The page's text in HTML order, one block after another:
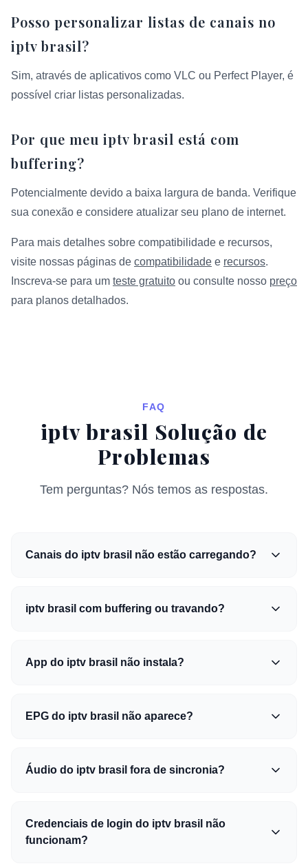
Posso personalizar listas de canais no
iptv brasil?
Sim, através de aplicativos como VLC ou Perfect Player, é
possível criar listas personalizadas.
Por que meu iptv brasil está com
buffering?
Potencialmente devido a baixa largura de banda. Verifique
sua conexão e considere atualizar seu plano de internet.
Para mais detalhes sobre compatibilidade e recursos,
visite nossas páginas de compatibilidade e recursos.
Inscreva-se para um teste gratuito ou consulte nosso preço
para planos detalhados.
FAQ
iptv brasil Solução de
Problemas
Tem perguntas? Nós temos as respostas.
Canais do iptv brasil não estão carregando?
iptv brasil com buffering ou travando?
App do iptv brasil não instala?
EPG do iptv brasil não aparece?
Áudio do iptv brasil fora de sincronia?
Credenciais de login do iptv brasil não
funcionam?